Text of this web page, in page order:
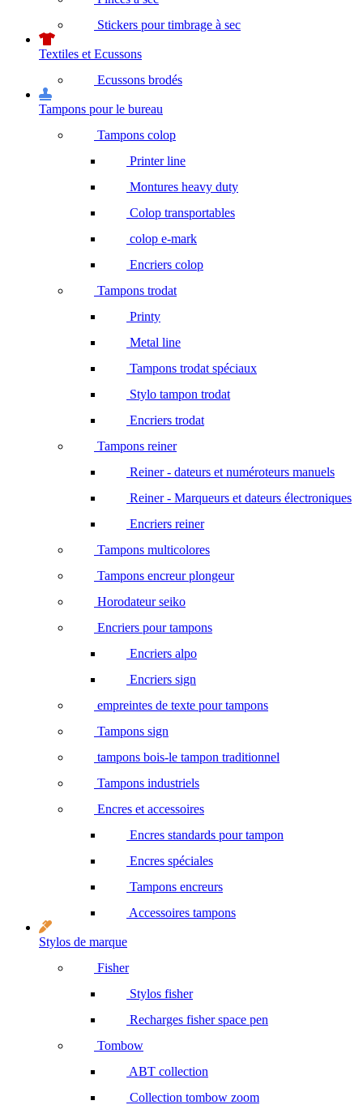
Stickers pour timbrage à sec
Textiles et Ecussons
Ecussons brodés
Tampons pour le bureau
Tampons colop
Printer line
Montures heavy duty
Colop transportables
colop e-mark
Encriers colop
Tampons trodat
Printy
Metal line
Tampons trodat spéciaux
Stylo tampon trodat
Encriers trodat
Tampons reiner
Reiner - dateurs et numéroteurs manuels
Reiner - Marqueurs et dateurs électroniques
Encriers reiner
Tampons multicolores
Tampons encreur plongeur
Horodateur seiko
Encriers pour tampons
Encriers alpo
Encriers sign
empreintes de texte pour tampons
Tampons sign
tampons bois-le tampon traditionnel
Tampons industriels
Encres et accessoires
Encres standards pour tampon
Encres spéciales
Tampons encreurs
Accessoires tampons
Stylos de marque
Fisher
Stylos fisher
Recharges fisher space pen
Tombow
ABT collection
Collection tombow zoom